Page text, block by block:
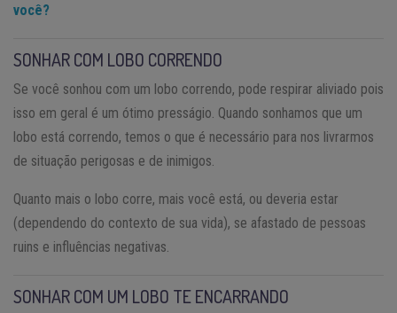
você?
SONHAR COM LOBO CORRENDO
Se você sonhou com um lobo correndo, pode respirar aliviado pois
isso em geral é um ótimo presságio. Quando sonhamos que um
lobo está correndo, temos o que é necessário para nos livrarmos
de situação perigosas e de inimigos.
Quanto mais o lobo corre, mais você está, ou deveria estar
(dependendo do contexto de sua vida), se afastado de pessoas
ruins e influências negativas.
SONHAR COM UM LOBO TE ENCARRANDO